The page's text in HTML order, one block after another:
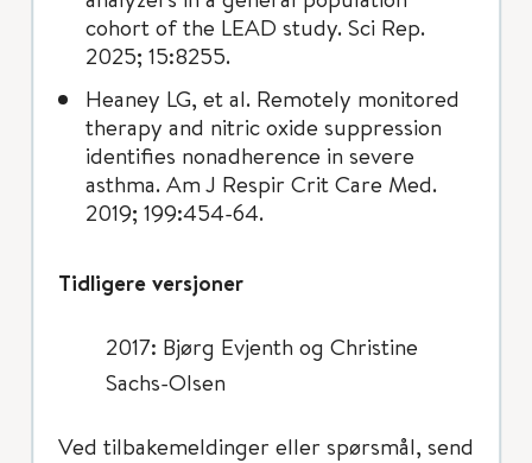
cohort of the LEAD study. Sci Rep.
2025; 15:8255.
Heaney LG, et al. Remotely monitored
therapy and nitric oxide suppression
identifies nonadherence in severe
asthma. Am J Respir Crit Care Med.
2019; 199:454-64.
Tidligere versjoner
2017: Bjørg Evjenth og Christine
Sachs-Olsen
Ved tilbakemeldinger eller spørsmål, send